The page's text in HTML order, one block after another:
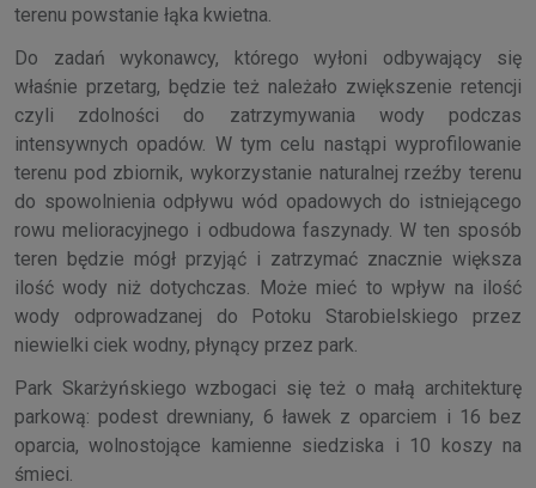
terenu powstanie łąka kwietna.
Do zadań wykonawcy, którego wyłoni odbywający się
właśnie przetarg, będzie też należało zwiększenie retencji
czyli zdolności do zatrzymywania wody podczas
intensywnych opadów. W tym celu nastąpi wyprofilowanie
terenu pod zbiornik, wykorzystanie naturalnej rzeźby terenu
do spowolnienia odpływu wód opadowych do istniejącego
rowu melioracyjnego i odbudowa faszynady. W ten sposób
teren będzie mógł przyjąć i zatrzymać znacznie większa
ilość wody niż dotychczas. Może mieć to wpływ na ilość
wody odprowadzanej do Potoku Starobielskiego przez
niewielki ciek wodny, płynący przez park.
Park Skarżyńskiego wzbogaci się też o małą architekturę
parkową: podest drewniany, 6 ławek z oparciem i 16 bez
oparcia, wolnostojące kamienne siedziska i 10 koszy na
śmieci.